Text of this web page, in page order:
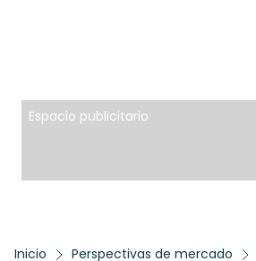
Espacio publicitario
Inicio Perspectivas de mercado